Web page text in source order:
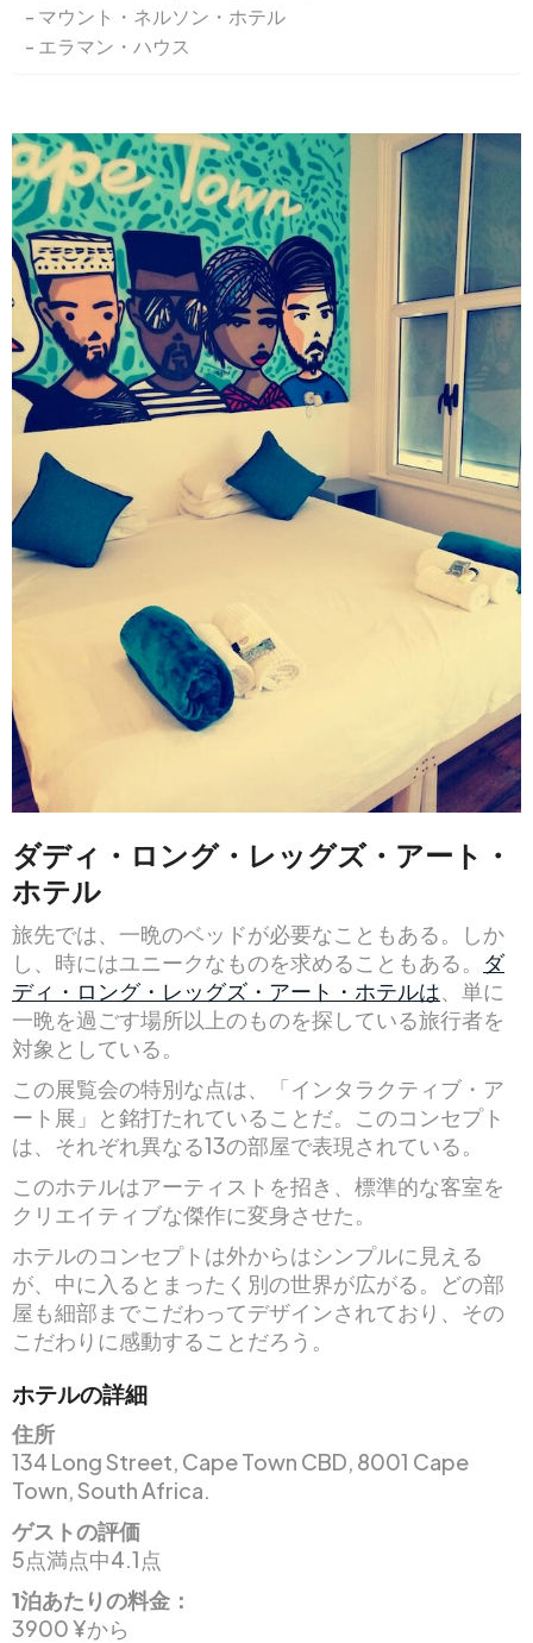
マウント・ネルソン・ホテル
エラマン・ハウス
ダディ・ロング・レッグズ・アート・
ホテル
旅先では、一晩のベッドが必要なこともある。しか
し、時にはユニークなものを求めることもある。 ダ
ディ・ロング・レッグズ・アート・ホテルは、単に
一晩を過ごす場所以上のものを探している旅行者を
対象としている。
この展覧会の特別な点は、「インタラクティブ・ア
ート展」と銘打たれていることだ。このコンセプト
は、それぞれ異なる13の部屋で表現されている。
このホテルはアーティストを招き、標準的な客室を
クリエイティブな傑作に変身させた。
ホテルのコンセプトは外からはシンプルに見える
が、中に入るとまったく別の世界が広がる。どの部
屋も細部までこだわってデザインされており、その
こだわりに感動することだろう。
ホテルの詳細
住所
134 Long Street, Cape Town CBD, 8001 Cape
Town, South Africa.
ゲストの評価
5点満点中4.1点
1泊あたりの料金：
3900 ¥から